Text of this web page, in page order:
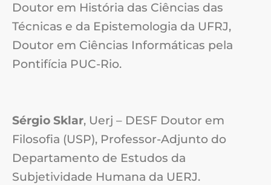
Doutor em História das Ciências das
Técnicas e da Epistemologia da UFRJ,
Doutor em Ciências Informáticas pela
Pontifícia PUC-Rio.
Sérgio Sklar, Uerj – DESF Doutor em
Filosofia (USP), Professor-Adjunto do
Departamento de Estudos da
Subjetividade Humana da UERJ.